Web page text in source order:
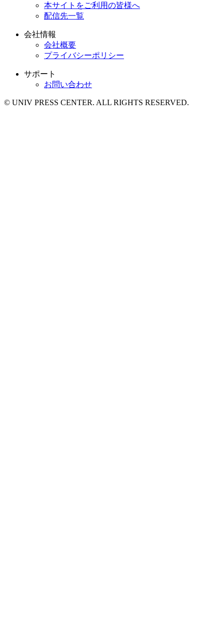
本サイトをご利用の皆様へ
配信先一覧
会社情報
会社概要
プライバシーポリシー
サポート
お問い合わせ
© UNIV PRESS CENTER. ALL RIGHTS RESERVED.